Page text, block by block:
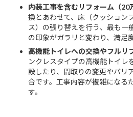
内装工事を含むリフォーム（20
換とあわせて、床（クッション
ス）の張り替えを行う、最も一
の印象がガラリと変わり、満足
高機能トイレへの交換やフルリ
ンクレスタイプの高機能トイレ
設したり、間取りの変更やバリ
合です。工事内容が複雑になる
す。